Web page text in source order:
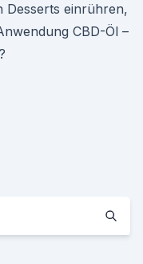
Desserts einrühren,
CBD-Öl –